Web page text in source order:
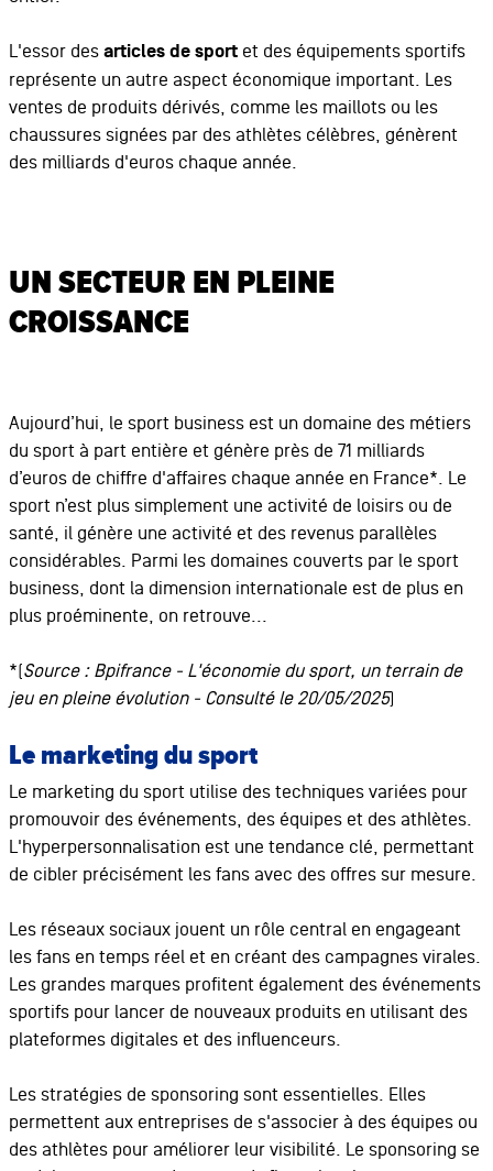
L'essor des articles de sportet des équipements sportifs
représente un autre aspect économique important. Les
ventes de produits dérivés, comme les maillots ou les
chaussures signées par des athlètes célèbres, génèrent
des milliards d'euros chaque année.
UN SECTEUR EN PLEINE
CROISSANCE
Aujourd’hui, le sport business est un domaine des métiers
du sport à part entière et génère près de 71 milliards
d’euros de chiffre d'affaires chaque année en France*. Le
sport n’est plus simplement une activité de loisirs ou de
santé, il génère une activité et des revenus parallèles
considérables. Parmi les domaines couverts par le sport
business, dont la dimension internationale est de plus en
plus proéminente, on retrouve...
*(Source : Bpifrance - L'économie du sport, un terrain de
jeu en pleine évolution - Consulté le 20/05/2025)
Le marketing du sport
Le marketing du sport utilise des techniques variées pour
promouvoir des événements, des équipes et des athlètes.
L'hyperpersonnalisation est une tendance clé, permettant
de cibler précisément les fans avec des offres sur mesure.
Les réseaux sociaux jouent un rôle central en engageant
les fans en temps réel et en créant des campagnes virales.
Les grandes marques profitent également des événements
sportifs pour lancer de nouveaux produits en utilisant des
plateformes digitales et des influenceurs.
Les stratégies de sponsoring sont essentielles. Elles
permettent aux entreprises de s'associer à des équipes ou
des athlètes pour améliorer leur visibilité. Le sponsoring se